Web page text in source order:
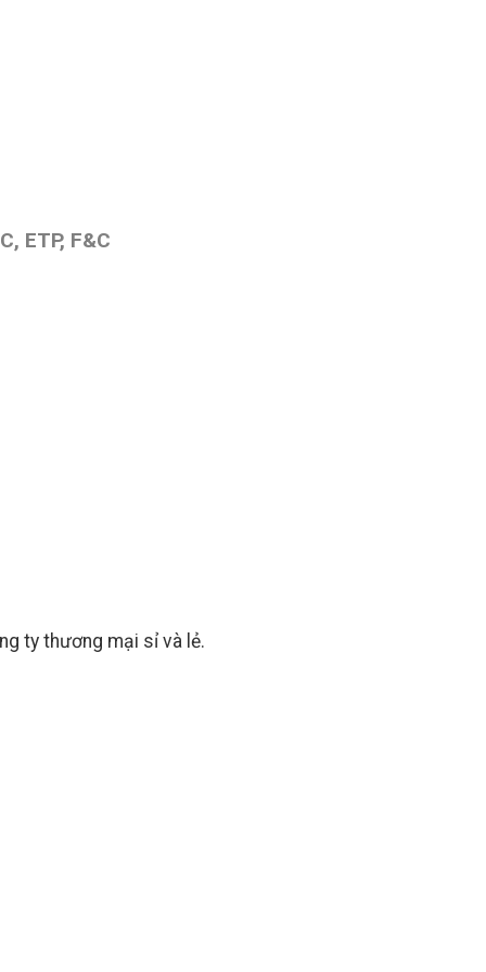
ETP, F&C
ty thương mại sỉ và lẻ.